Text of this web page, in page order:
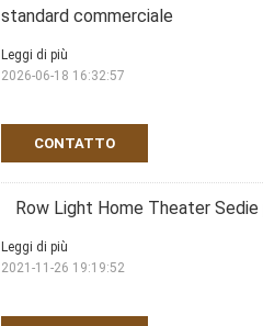
standard commerciale
CONTATTO
Leggi di più
2026-06-18 16:32:57
Row Light Home Theater
Leggi di più
2021-11-26 19:19:52